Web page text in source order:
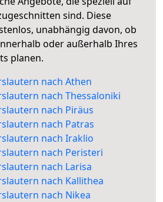
sind. Diese
unabhängig davon, ob
oder außerhalb Ihres
planen.
nach Athen
nach Thessaloniki
nach Piräus
nach Patras
nach Iraklio
nach Peristeri
nach Larisa
nach Kallithea
nach Nikea